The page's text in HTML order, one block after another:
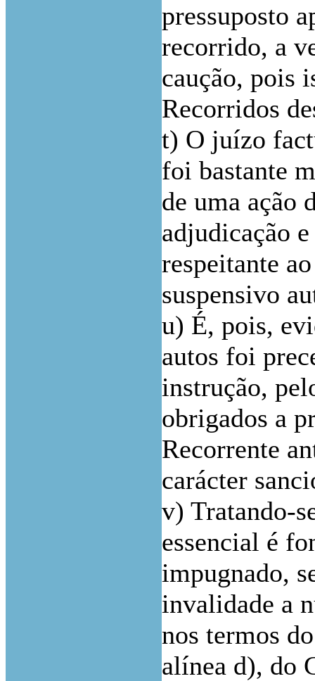
pressuposto
recorrido, a
caução, pois
Recorridos
t) O juízo
foi bastante
de uma ação
adjudicação
respeitante
suspensivo
u) É, pois,
autos foi
instrução,
obrigados a
Recorrente
carácter
v) Tratando-
essencial é
impugnado,
invalidade a
nos termos
alínea d), do